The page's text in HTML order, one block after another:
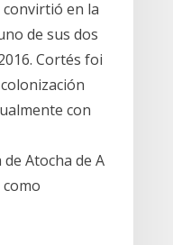
en la
de sus dos
Cortés foi
con
Atocha de A